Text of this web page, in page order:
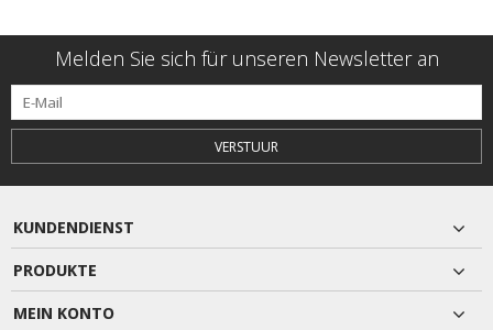
Melden Sie sich für unseren Newsletter an
VERSTUUR
KUNDENDIENST
PRODUKTE
MEIN KONTO